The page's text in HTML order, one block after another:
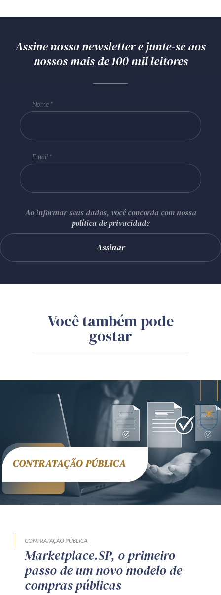
Assine nossa newsletter e junte-se aos
nossos mais de 100 mil leitores
Nome
Email
Ao informar seus dados, você concorda com nossa
política de privacidade
Você também pode
gostar
CONTRATAÇÃO PÚBLICA
Marketplace.SP, o primeiro
passo de um novo modelo de
compras públicas